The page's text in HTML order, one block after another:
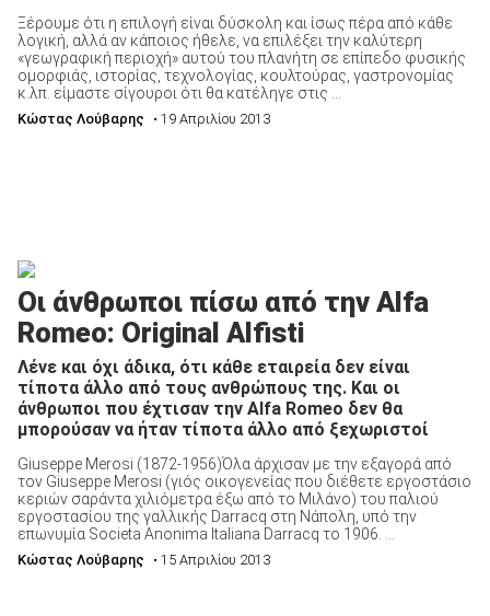
Ξέρουμε ότι η επιλογή είναι δύσκολη και ίσως πέρα από κάθε
λογική, αλλά αν κάποιος ήθελε, να επιλέξει την καλύτερη
«γεωγραφική περιοχή» αυτού του πλανήτη σε επίπεδο φυσικής
ομορφιάς, ιστορίας, τεχνολογίας, κουλτούρας, γαστρονομίας
κ.λπ. είμαστε σίγουροι ότι θα κατέληγε στις ...
Κώστας Λούβαρης • 19 Απριλίου 2013
Οι άνθρωποι πίσω από την Alfa
Romeo: Original Alfisti
Λένε και όχι άδικα, ότι κάθε εταιρεία δεν είναι
τίποτα άλλο από τους ανθρώπους της. Και οι
άνθρωποι που έχτισαν την Alfa Romeo δεν θα
μπορούσαν να ήταν τίποτα άλλο από ξεχωριστοί
Giuseppe Merosi (1872-1956)Όλα άρχισαν με την εξαγορά από
τον Giuseppe Merosi (γιός οικογενείας που διέθετε εργοστάσιο
κεριών σαράντα χιλιόμετρα έξω από το Μιλάνο) του παλιού
εργοστασίου της γαλλικής Darracq στη Νάπολη, υπό την
επωνυμία Societa Anonima Italiana Darracq το 1906. ...
Κώστας Λούβαρης • 15 Απριλίου 2013